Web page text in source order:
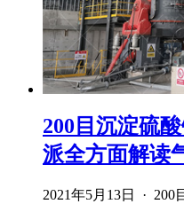
200目沉淀硫
派全方面解读
2021年5月13日 · 200